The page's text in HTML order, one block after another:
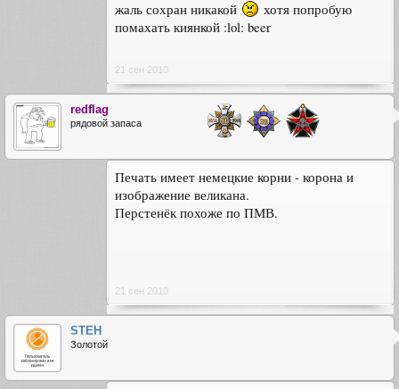
жаль сохран никакой
хотя попробую
помахать киянкой :lol: beer
21 сен 2010
redflag
рядовой запаса
Печать имеет немецкие корни - корона и
изображение великана.
Перстенёк похоже по ПМВ.
21 сен 2010
STEH
Золотой